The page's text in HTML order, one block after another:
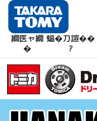
繝医ャ繝
�
蝠�刀諠��
ｱ